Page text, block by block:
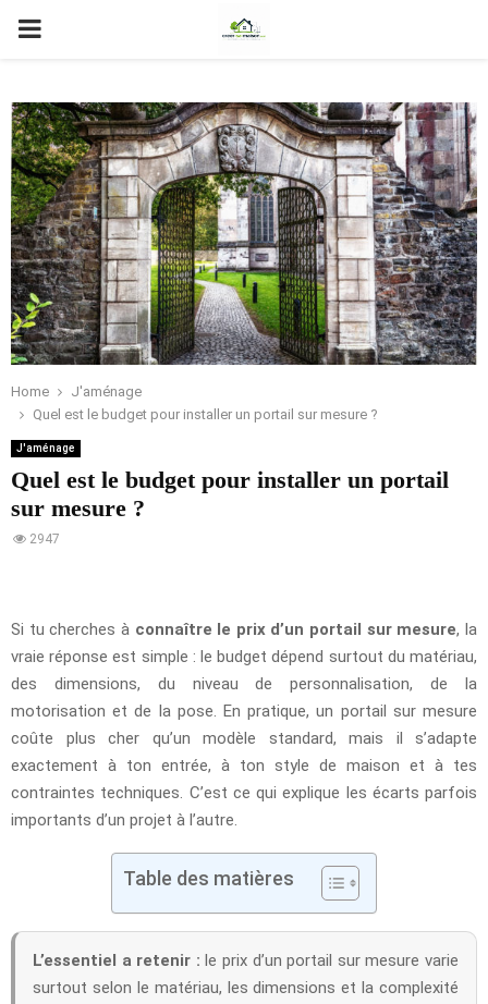
PRIMARY
Home
J'aménage
Quel est le budget pour installer un portail sur mesure ?
J'aménage
Quel est le budget pour installer un portail
sur mesure ?
2947
Si tu cherches à connaître le prix d’un portail sur mesure, la
vraie réponse est simple : le budget dépend surtout du matériau,
des dimensions, du niveau de personnalisation, de la
motorisation et de la pose. En pratique, un portail sur mesure
coûte plus cher qu’un modèle standard, mais il s’adapte
exactement à ton entrée, à ton style de maison et à tes
contraintes techniques. C’est ce qui explique les écarts parfois
importants d’un projet à l’autre.
Table des matières
L’essentiel a retenir : le prix d’un portail sur mesure varie
surtout selon le matériau, les dimensions et la complexité